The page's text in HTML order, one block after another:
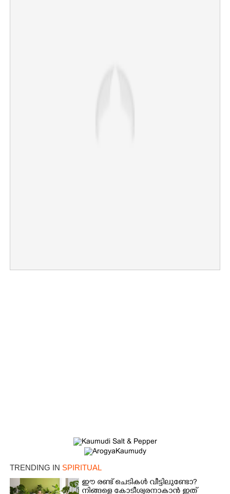
TRENDING IN SPIRITUAL
ഈ രണ്ട് ചെടികൾ വീട്ടിലുണ്ടോ?​
നിങ്ങളെ കോടീശ്വരനാകാൻ ഇത്